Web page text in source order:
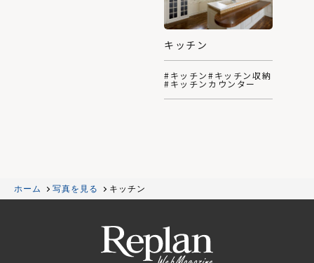
キッチン
#キッチン#キッチン収納
#キッチンカウンター
ホーム 写真を見る キッチン